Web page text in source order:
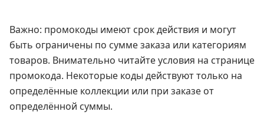
Важно: промокоды имеют срок действия и могут
быть ограничены по сумме заказа или категориям
товаров. Внимательно читайте условия на странице
промокода. Некоторые коды действуют только на
определённые коллекции или при заказе от
определённой суммы.